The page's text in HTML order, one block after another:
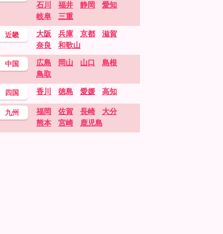
石川
福井 静岡
愛知
岐阜
三重
近畿 大阪 兵庫 京都
滋賀
奈良
和歌山
中国 広島 岡山 山口
島根
鳥取
四国 香川 徳島 愛媛 高知
九州 福岡 佐賀 長崎
大分
熊本
宮崎 鹿児島